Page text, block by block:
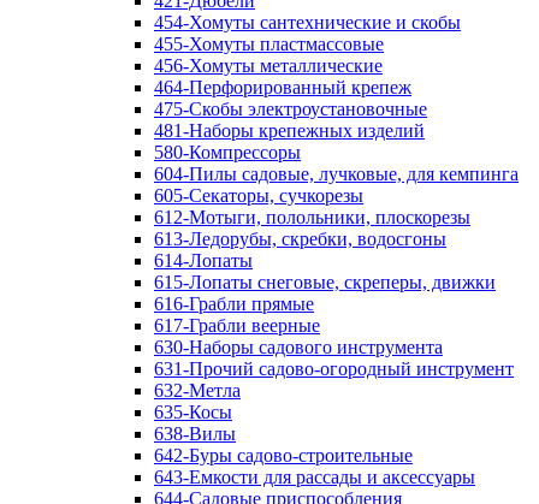
454-Хомуты сантехнические и скобы
455-Хомуты пластмассовые
456-Хомуты металлические
464-Перфорированный крепеж
475-Скобы электроустановочные
481-Наборы крепежных изделий
580-Компрессоры
604-Пилы садовые, лучковые, для кемпинга
605-Секаторы, сучкорезы
612-Мотыги, полольники, плоскорезы
613-Ледорубы, скребки, водосгоны
614-Лопаты
615-Лопаты снеговые, скреперы, движки
616-Грабли прямые
617-Грабли веерные
630-Наборы садового инструмента
631-Прочий садово-огородный инструмент
632-Метла
635-Косы
638-Вилы
642-Буры садово-строительные
643-Емкости для рассады и аксессуары
644-Садовые приспособления